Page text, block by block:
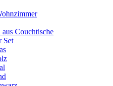
Couchtische
Set